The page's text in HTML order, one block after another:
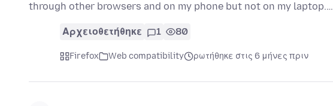
through other browsers and on my phone but not on my laptop.…
Αρχειοθετήθηκε 1 80
Firefox Web compatibility ρωτήθηκε στις 6 μήνες πριν